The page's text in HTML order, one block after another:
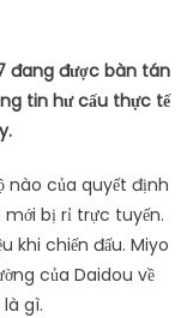
đang được bàn tán
tin hư cấu thực tế
nào của quyết định
bị rỉ trực tuyến.
khi chiến đấu. Miyo
của Daidou về
gì.